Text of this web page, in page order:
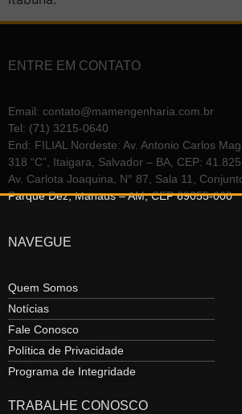
ENTRE EM CONTATO
Email: contato@mamengenharia.com.br
Tel: (71) 3215-0640
End: FILIAL Nordeste: Av. Antonio Carlos
318 “C”, Itaigara, Salvador – BA, CEP:
Av. Carlota Joaquina, N° 87, Sala 11,
Parque Dez, Manaus – AM, CEP 69055-000
NAVEGUE
Quem Somos
Notícias
Fale Conosco
Política de Privacidade
Programa de Integridade
TRABALHE CONOSCO